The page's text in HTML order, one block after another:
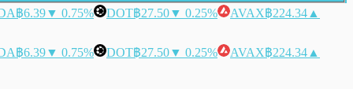
฿6.39▼ 0.75% DOT฿27.50▼ 0.25% AVAX฿224.34 ▲
฿6.39▼ 0.75% DOT฿27.50▼ 0.25% AVAX฿224.34 ▲